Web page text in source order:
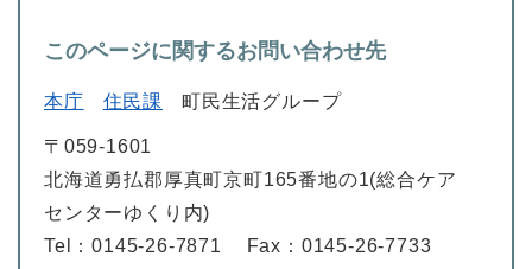
このページに関するお問い合わせ先
本庁 住民課 町民生活グループ
〒059-1601
北海道勇払郡厚真町京町165番地の1(総合ケア
センターゆくり内)
Tel：0145-26-7871
Fax：0145-26-7733